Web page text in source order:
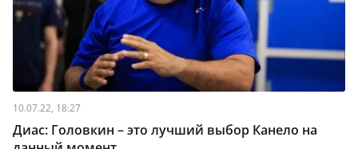
10.07.22, 18:27
Диас: Головкин – это лучший выбор Канело на